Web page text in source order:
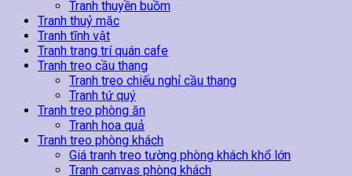
Tranh thuyền buồm
Tranh thuỷ mặc
Tranh tĩnh vật
Tranh trang trí quán cafe
Tranh treo cầu thang
Tranh treo chiếu nghỉ cầu thang
Tranh tứ quý
Tranh treo phòng ăn
Tranh hoa quả
Tranh treo phòng khách
Giá tranh treo tường phòng khách khổ lớn
Tranh canvas phòng khách